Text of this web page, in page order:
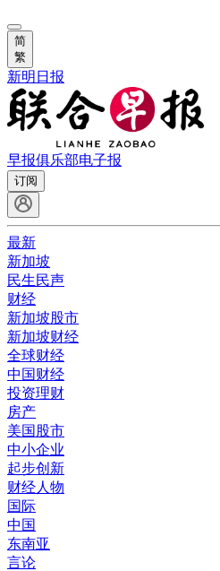
简
繁
新明日报
早报俱乐部电子报
订阅
最新
新加坡
民生民声
财经
新加坡股市
新加坡财经
全球财经
中国财经
投资理财
房产
美国股市
中小企业
起步创新
财经人物
国际
中国
东南亚
言论